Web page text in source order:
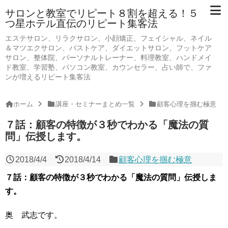
サロンと教室でリピート８割を超える！５
つ星ホテル直伝のリピート集客法
エステサロン、リラクサロン、小顔矯正、フェイシャル、ネイル
＆マツエクサロン、バストケア、ダイエットサロン、フットケア
サロン、整体院、パーソナルトレーナー、料理教室、ハンドメイ
ド教室、学習塾、パソコン教室、カウンセラー、占い師で、ファ
ンが増えるリピート集客法
ホーム 講座・セミナーまとめ一覧 顧客心理を掴む極意
７話：顧客の特徴が３秒でわかる「魔法の質
問」伝授します。
2018/4/4 2018/4/14 顧客心理を掴む極意
７話：顧客の特徴が３秒でわかる「魔法の質問」伝授しま
す。
奥 武志です。